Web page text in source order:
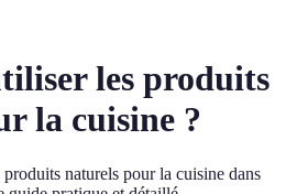
les produits
la cuisine ?
naturels pour la cuisine dans